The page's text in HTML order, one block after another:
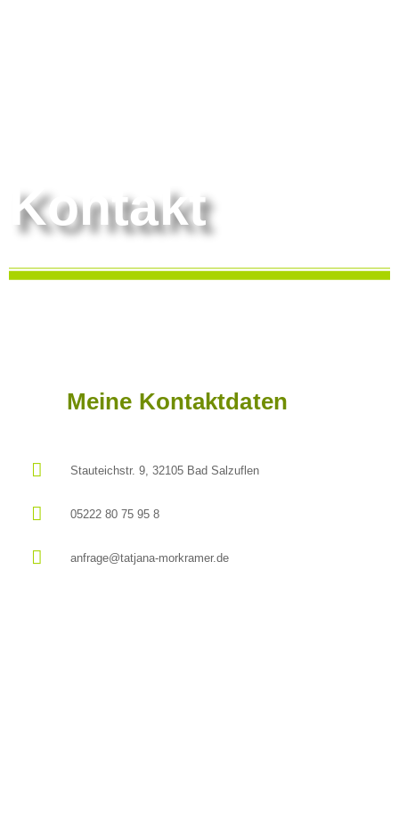
Kontakt
Meine Kontaktdaten
Stauteichstr. 9, 32105 Bad Salzuflen
05222 80 75 95 8
anfrage@tatjana-morkramer.de